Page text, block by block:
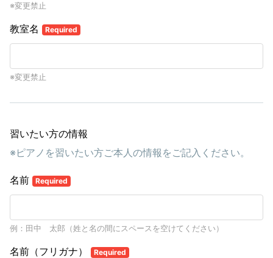
※変更禁止
教室名 Required
※変更禁止
習いたい方の情報
※ピアノを習いたい方ご本人の情報をご記入ください。
名前 Required
例：田中 太郎（姓と名の間にスペースを空けてください）
名前（フリガナ） Required